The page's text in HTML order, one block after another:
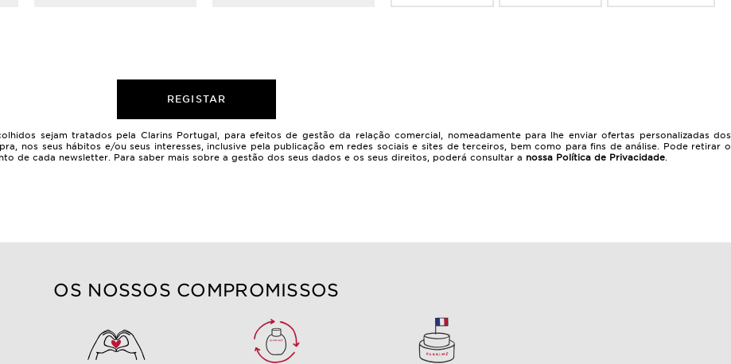
REGISTAR
sejam tratados pela Clarins Portugal, para efeitos de gestão da relação comercial, nomeadamente para lhe enviar ofertas personalizadas dos
nos seus hábitos e/ou seus interesses, inclusive pela publicação em redes sociais e sites de terceiros, bem como para fins de análise. Pode retirar o
de cada newsletter. Para saber mais sobre a gestão dos seus dados e os seus direitos, poderá consultar a nossa Política de Privacidade.
OS NOSSOS COMPROMISSOS